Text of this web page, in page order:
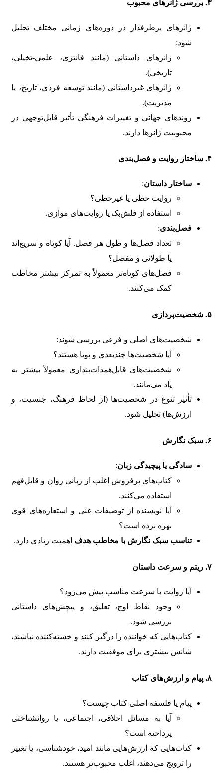
۳. بررسی ژانرهای محبوب
ژانرهای پرطرفدار در دوره‌های زمانی مختلف تحلیل
شود:
ژانرهای داستانی (مانند فانتزی، علمی-تخیلی،
تاریخی).
ژانرهای غیرداستانی (مانند توسعه فردی، تاریخ، یا
مدیریت).
روندهای جهانی و تغییرات فرهنگی تأثیر قابل‌توجهی در
محبوبیت ژانرها دارند.
۴. ساختار روایت و فصل‌بندی
ساختار داستان:
روایت خطی یا غیرخطی؟
استفاده از فلش‌بک یا روایت‌های موازی.
فصل‌بندی:
تعداد فصل‌ها و طول هر فصل. آیا کوتاه و سریع‌اند
یا طولانی و مفصل؟
فصل‌های کوتاه‌تر معمولاً به تمرکز بیشتر مخاطب
کمک می‌کنند.
۵. شخصیت‌پردازی
شخصیت‌های اصلی و فرعی بررسی شوند:
آیا شخصیت‌ها چندبعدی و پویا هستند؟
شخصیت‌های قابل‌همذات‌پنداری معمولاً بیشتر به
یاد می‌مانند.
تأثیر تنوع در شخصیت‌ها (از لحاظ فرهنگ، جنسیت، و
ارزش‌ها) تحلیل شود.
۶. سبک نگارش
سادگی یا پیچیدگی زبان:
کتاب‌های پرفروش اغلب از زبانی روان و قابل‌فهم
استفاده می‌کنند.
آیا نویسنده از توصیفات غنی و استعاره‌های قوی
بهره برده است؟
تناسب سبک نگارش با مخاطب هدف اهمیت زیادی دارد.
۷. ریتم و سرعت داستان
آیا روایت با سرعت مناسب پیش می‌رود؟
وجود نقاط اوج، تعلیق، و پیچش‌های داستانی
بررسی شود.
کتاب‌هایی که خواننده را درگیر کنند و خسته‌کننده نباشند،
شانس بیشتری برای موفقیت دارند.
۸. پیام و ارزش‌های کتاب
پیام یا فلسفه اصلی کتاب چیست؟
آیا به مسائل اخلاقی، اجتماعی، یا روانشناختی
پرداخته است؟
کتاب‌هایی که ارزش‌هایی مانند امید، خودشناسی، یا تغییر
را ترویج می‌دهند، اغلب محبوب‌تر هستند.